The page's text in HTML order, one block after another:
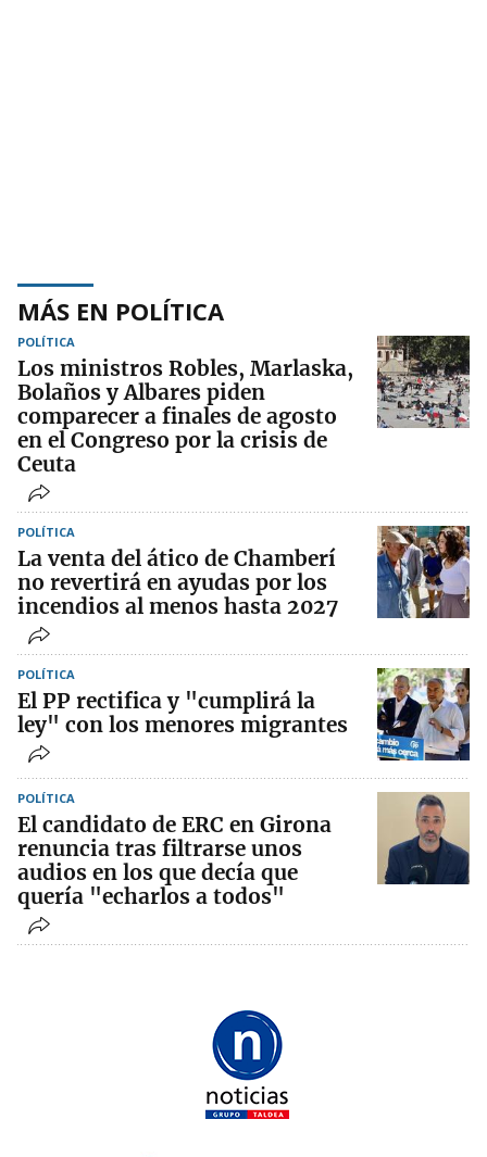
MÁS EN POLÍTICA
POLÍTICA
Los ministros Robles, Marlaska,
Bolaños y Albares piden
comparecer a finales de agosto
en el Congreso por la crisis de
Ceuta
POLÍTICA
La venta del ático de Chamberí
no revertirá en ayudas por los
incendios al menos hasta 2027
POLÍTICA
El PP rectifica y "cumplirá la
ley" con los menores migrantes
POLÍTICA
El candidato de ERC en Girona
renuncia tras filtrarse unos
audios en los que decía que
quería "echarlos a todos"